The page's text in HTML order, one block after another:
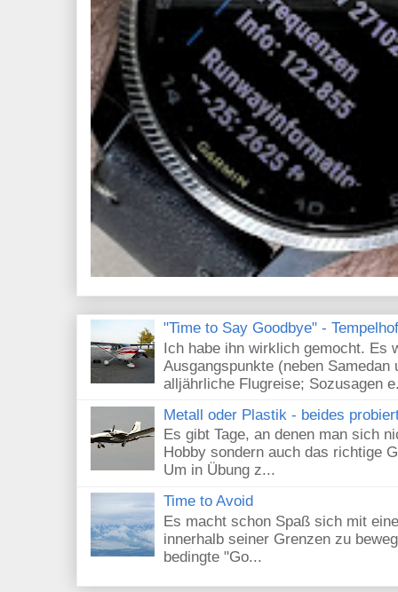
"Time to Say Goodbye" -
Ich habe ihn wirklich gemocht. Es
Ausgangspunkte (neben Samedan
alljährliche Flugreise; Sozusagen
Metall oder Plastik - beides
Es gibt Tage, an denen man sich
Hobby sondern auch das richtige
Um in Übung z...
Time to Avoid
Es macht schon Spaß sich mit
innerhalb seiner Grenzen zu
bedingte "Go...